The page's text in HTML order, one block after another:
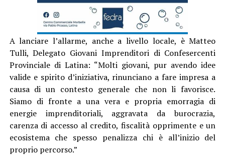
A lanciare l’allarme, anche a livello locale, è Matteo
Tulli, Delegato Giovani Imprenditori di Confesercenti
Provinciale di Latina: “Molti giovani, pur avendo idee
valide e spirito d’iniziativa, rinunciano a fare impresa a
causa di un contesto generale che non li favorisce.
Siamo di fronte a una vera e propria emorragia di
energie imprenditoriali, aggravata da burocrazia,
carenza di accesso al credito, fiscalità opprimente e un
ecosistema che spesso penalizza chi è all’inizio del
proprio percorso.”